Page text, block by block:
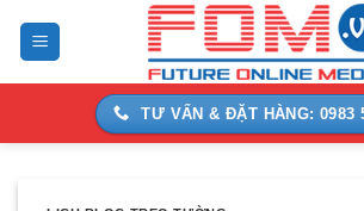
TƯ VẤN & ĐẶT HÀNG: 0983